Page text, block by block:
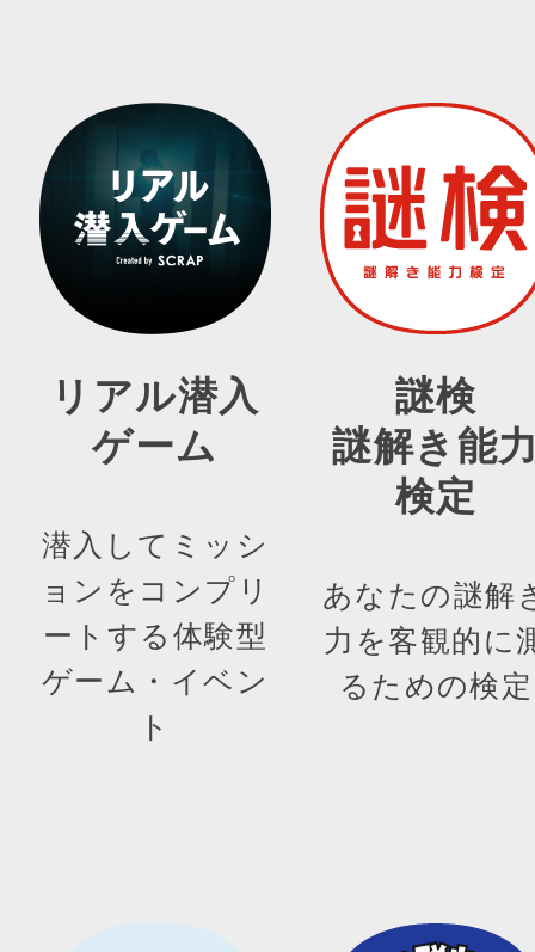
リアル潜入
ゲーム
潜入してミッシ
ョンをコンプリ
ートする体験型
ゲーム・イベン
ト
謎検
謎解き能
検定
あなたの謎解
力を客観的に
るための検定